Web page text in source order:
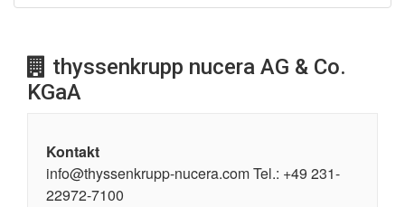
thyssenkrupp nucera AG & Co.
KGaA
Kontakt
info@thyssenkrupp-nucera.com Tel.: +49 231-
22972-7100